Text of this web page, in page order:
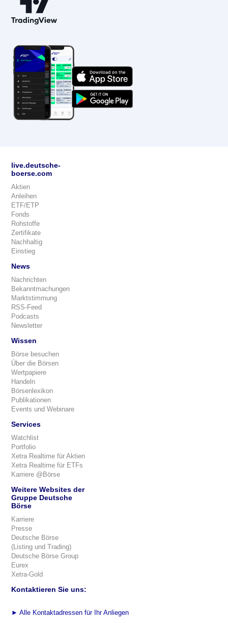
live.deutsche-
boerse.com
Aktien
Anleihen
ETF/ETP
Fonds
Rohstoffe
Zertifikate
Nachhaltig
Einstieg
News
Nachrichten
Bekanntmachungen
Marktstimmung
RSS-Feed
Podcasts
Newsletter
Wissen
Börse besuchen
Über die Börsen
Wertpapiere
Handeln
Börsenlexikon
Publikationen
Events und Webinare
Services
Watchlist
Portfolio
Xetra Realtime für Aktien
Xetra Realtime für ETFs
Karriere @Börse
Weitere Websites der
Gruppe Deutsche
Börse
Karriere
Presse
Deutsche Börse
(Listing und Trading)
Deutsche Börse Group
Eurex
Xetra-Gold
Kontaktieren Sie uns:
► Alle Kontaktadressen für Ihr Anliegen